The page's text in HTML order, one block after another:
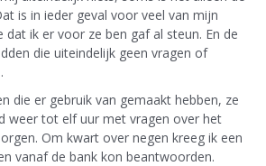
is in ieder geval voor veel van mijn
dat ik er voor ze ben gaf al steun. En de
die uiteindelijk geen vragen of
die er gebruik van gemaakt hebben, ze
weer tot elf uur met vragen over het
Om kwart over negen kreeg ik een
vanaf de bank kon beantwoorden.